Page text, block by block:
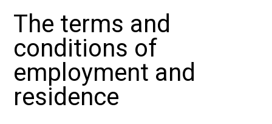
The terms and
conditions of
employment and
residence